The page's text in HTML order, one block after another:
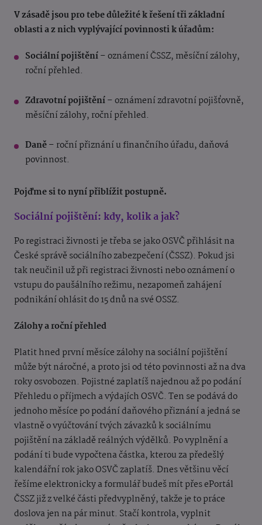
V zásadě jsou pro tebe důležité k řešení tři základní
oblasti a z nich vyplývající povinnosti k úřadům:
Sociální pojištění– oznámení ČSSZ, měsíční zálohy,
roční přehled.
Zdravotní pojištění– oznámení zdravotní pojišťovně,
měsíční zálohy, roční přehled.
Daně– roční přiznání u finančního úřadu, daňová
povinnost.
Pojďme si to nyní přiblížit postupně.
Sociální pojištění: kdy, kolik a jak?
Po registraci živnosti je třeba se jako OSVČ přihlásit na
České správě sociálního zabezpečení (ČSSZ). Pokud jsi
tak neučinil už při registraci živnosti nebo oznámení o
vstupu do paušálního režimu, nezapomeň zahájení
podnikání ohlásit do 15 dnů na své OSSZ.
Zálohy a roční přehled
Platit hned první měsíce zálohy na sociální pojištění
může být náročné, a proto jsi od této povinnosti až na dva
roky osvobozen. Pojistné zaplatíš najednou až po podání
Přehledu o příjmech a výdajích OSVČ. Ten se podává do
jednoho měsíce po podání daňového přiznání a jedná se
vlastně o vyúčtování tvých závazků k sociálnímu
pojištění na základě reálných výdělků. Po vyplnění a
podání ti bude vypočtena částka, kterou za předešlý
kalendářní rok jako OSVČ zaplatíš. Dnes většinu věcí
řešíme elektronicky a formulář budeš mít přes ePortál
ČSSZ již z velké části předvyplněný, takže je to práce
doslova jen na pár minut. Stačí kontrola, vyplnit